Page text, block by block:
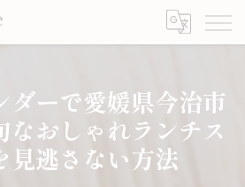
ダーで愛媛県今治市
なおしゃれランチス
見逃さない方法